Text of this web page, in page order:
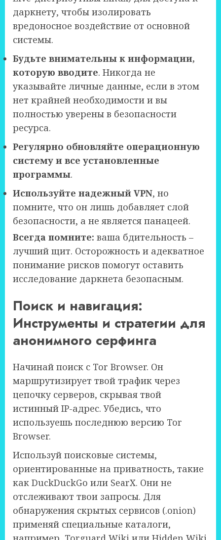
даркнету, чтобы изолировать
вредоносное воздействие от основной
системы.
Будьте внимательны к информации,
которую вводите. Никогда не
указывайте личные данные, если в этом
нет крайней необходимости и вы
полностью уверены в безопасности
ресурса.
Регулярно обновляйте операционную
систему и все установленные
программы.
Используйте надежный VPN, но
помните, что он лишь добавляет слой
безопасности, а не является панацеей.
Всегда помните: ваша бдительность –
лучший щит. Осторожность и адекватное
понимание рисков помогут оставить
исследование даркнета безопасным.
Поиск и навигация:
Инструменты и стратегии для
анонимного серфинга
Начинай поиск с Tor Browser. Он
маршрутизирует твой трафик через
цепочку серверов, скрывая твой
истинный IP-адрес. Убедись, что
используешь последнюю версию Tor
Browser.
Используй поисковые системы,
ориентированные на приватность, такие
как DuckDuckGo или SearX. Они не
отслеживают твои запросы. Для
обнаружения скрытых сервисов (.onion)
применяй специальные каталоги,